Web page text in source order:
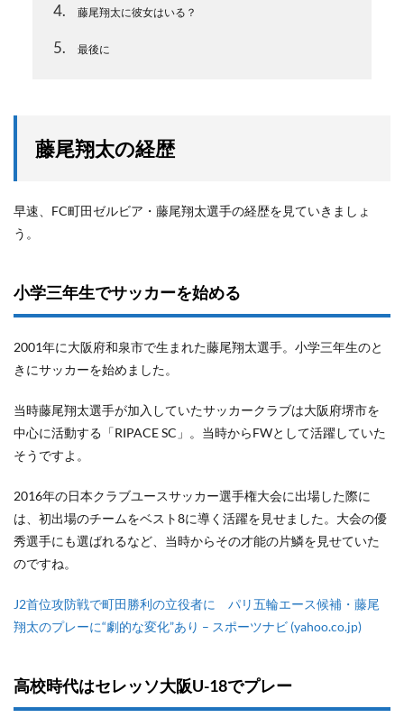
4 藤尾翔太に彼女はいる？
5 最後に
藤尾翔太の経歴
早速、FC町田ゼルビア・藤尾翔太選手の経歴を見ていきましょ
う。
小学三年生でサッカーを始める
2001年に大阪府和泉市で生まれた藤尾翔太選手。小学三年生のと
きにサッカーを始めました。
当時藤尾翔太選手が加入していたサッカークラブは大阪府堺市を
中心に活動する「RIPACE SC」。当時からFWとして活躍していた
そうですよ。
2016年の日本クラブユースサッカー選手権大会に出場した際に
は、初出場のチームをベスト8に導く活躍を見せました。大会の優
秀選手にも選ばれるなど、当時からその才能の片鱗を見せていた
のですね。
J2首位攻防戦で町田勝利の立役者に パリ五輪エース候補・藤尾
翔太のプレーに“劇的な変化”あり – スポーツナビ (yahoo.co.jp)
高校時代はセレッソ大阪U-18でプレー